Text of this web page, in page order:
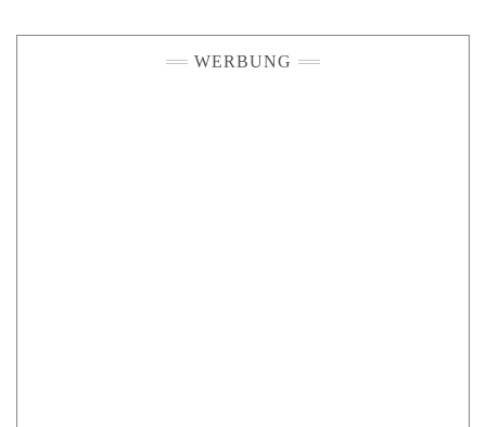
WERBUNG